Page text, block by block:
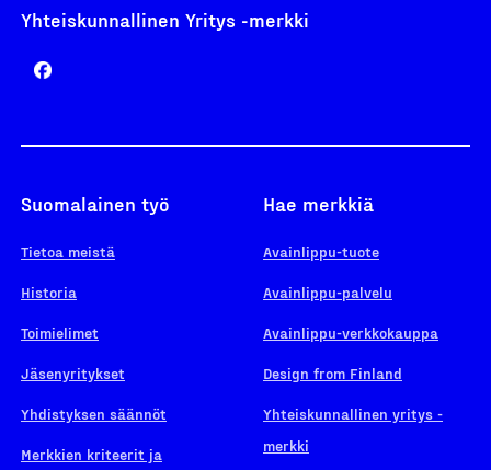
Yhteiskunnallinen Yritys -merkki
Suomalainen työ
Tietoa meistä
Historia
Toimielimet
Jäsenyritykset
Yhdistyksen säännöt
Merkkien kriteerit ja
Hae merkkiä
Avainlippu-tuote
Avainlippu-palvelu
Avainlippu-verkkokauppa
Design from Finland
Yhteiskunnallinen yritys -
merkki